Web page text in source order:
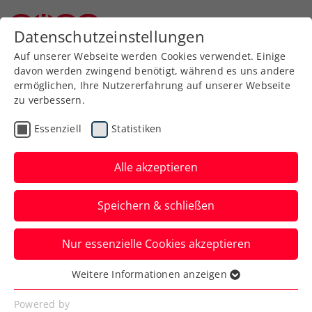
Zurück zur Newsübersicht
WTA
Upper Austria Ladies Linz
2026: Osterpremiere auf
Sand
Das WTA-500-Heimturnier findet nächstes
Jahr erst vom 5. bis 12. April und auf
einem neuen Belag statt.
Verfasst von: Presseaussendung / Redaktion, 25.08.2025
Datenschutzeinstellungen
Auf unserer Webseite werden Cookies verwendet. Einige
davon werden zwingend benötigt, während es uns andere
ermöglichen, Ihre Nutzererfahrung auf unserer Webseite
zu verbessern.
Essenziell Statistiken
Alle akzeptieren
Speichern & schließen
Nur essenzielle Cookies akzeptieren
Essenziell
Essenzielle Cookies werden für grundlegende
Weitere Informationen anzeigen
Powered by